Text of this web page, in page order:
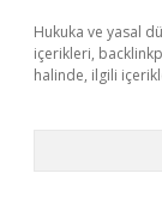
Hukuka ve yasal
içerikleri,
halinde, ilgili